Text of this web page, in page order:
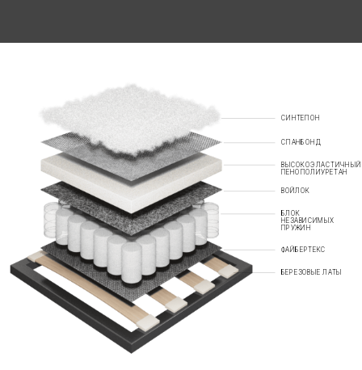
СИНТЕПОН
СПАНБОНД
ВЫСОКОЭЛАСТИЧНЫЙ
ПЕНОПОЛИУРЕТАН
ВОЙЛОК
БЛОК
НЕЗАВИСИМЫХ
ПРУЖИН
ФАЙБЕРТЕКС
БЕРЕЗОВЫЕ ЛАТЫ